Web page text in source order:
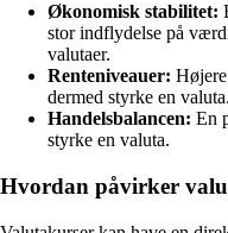
Økonomisk stabilitet:
stor indflydelse på
valutaer.
Renteniveauer:
dermed styrke en valuta.
Handelsbalancen: En
styrke en valuta.
Hvordan påvirker